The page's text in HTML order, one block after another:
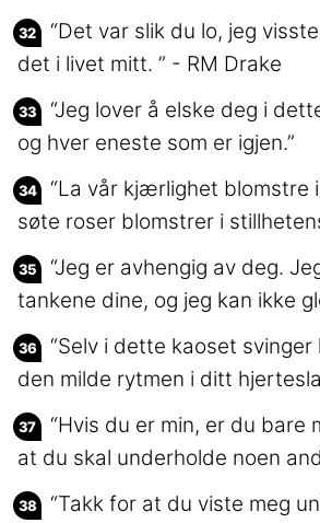
“Det var slik du lo, jeg
det i livet mitt. ” - RM Drake
“Jeg lover å elske deg i
og hver eneste som er igjen.”
“La vår kjærlighet blomstre
søte roser blomstrer i
“Jeg er avhengig av deg.
tankene dine, og jeg kan ikke
“Selv i dette kaoset
den milde rytmen i ditt
“Hvis du er min, er du bare
at du skal underholde noen
“Takk for at du viste meg